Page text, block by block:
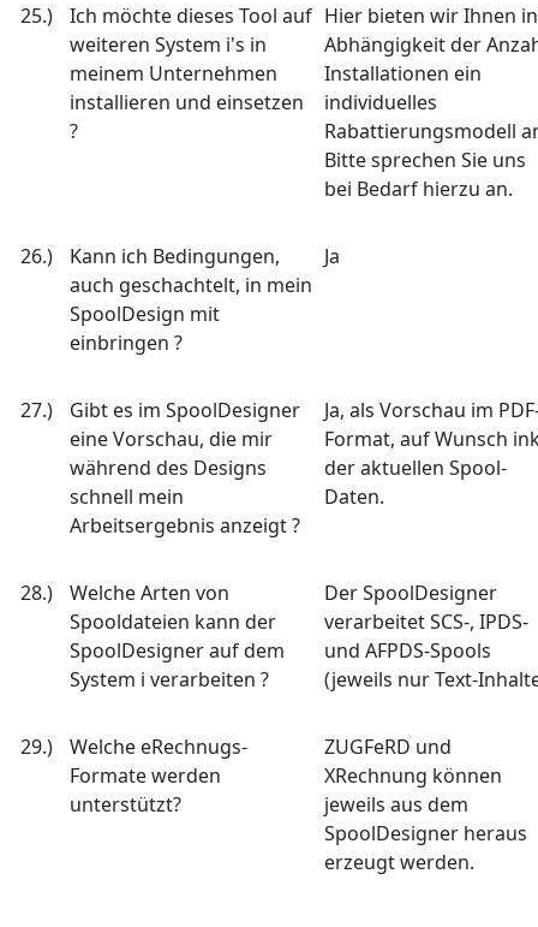
25.)
Ich möchte dieses Tool auf
weiteren System i's in
meinem Unternehmen
installieren und einsetzen
?
Hier bieten wir Ihnen in
Abhängigkeit der
Installationen ein
individuelles
Rabattierungsmodell
Bitte sprechen Sie uns
bei Bedarf hierzu an.
26.)
Kann ich Bedingungen,
auch geschachtelt, in mein
SpoolDesign mit
einbringen ?
Ja
27.)
Gibt es im SpoolDesigner
eine Vorschau, die mir
während des Designs
schnell mein
Arbeitsergebnis anzeigt ?
Ja, als Vorschau im
Format, auf Wunsch
der aktuellen Spool-
Daten.
28.)
Welche Arten von
Spooldateien kann der
SpoolDesigner auf dem
System i verarbeiten ?
Der SpoolDesigner
verarbeitet SCS-, IPDS-
und AFPDS-Spools
(jeweils nur Text-
29.)
Welche eRechnugs-
Formate werden
unterstützt?
ZUGFeRD und
XRechnung können
jeweils aus dem
SpoolDesigner heraus
erzeugt werden.